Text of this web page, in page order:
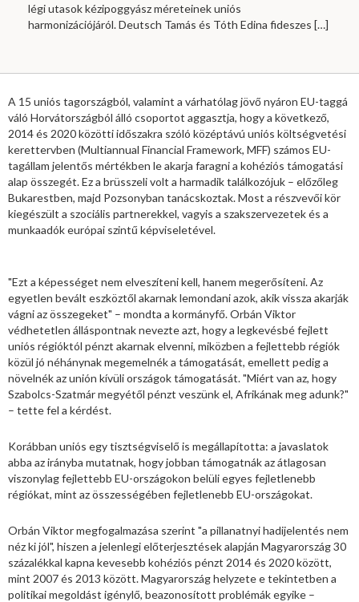
légi utasok kézipoggyász méreteinek uniós
harmonizációjáról. Deutsch Tamás és Tóth Edina fideszes […]
A 15 uniós tagországból, valamint a várhatólag jövő nyáron EU-taggá
váló Horvátországból álló csoportot aggasztja, hogy a következő,
2014 és 2020 közötti időszakra szóló középtávú uniós költségvetési
kerettervben (Multiannual Financial Framework, MFF) számos EU-
tagállam jelentős mértékben le akarja faragni a kohéziós támogatási
alap összegét. Ez a brüsszeli volt a harmadik találkozójuk – előzőleg
Bukarestben, majd Pozsonyban tanácskoztak. Most a részvevői kör
kiegészült a szociális partnerekkel, vagyis a szakszervezetek és a
munkaadók európai szintű képviseletével.
"Ezt a képességet nem elveszíteni kell, hanem megerősíteni. Az
egyetlen bevált eszköztől akarnak lemondani azok, akik vissza akarják
vágni az összegeket" – mondta a kormányfő. Orbán Viktor
védhetetlen álláspontnak nevezte azt, hogy a legkevésbé fejlett
uniós régióktól pénzt akarnak elvenni, miközben a fejlettebb régiók
közül jó néhánynak megemelnék a támogatását, emellett pedig a
növelnék az unión kívüli országok támogatását. "Miért van az, hogy
Szabolcs-Szatmár megyétől pénzt veszünk el, Afrikának meg adunk?"
– tette fel a kérdést.
Korábban uniós egy tisztségviselő is megállapította: a javaslatok
abba az irányba mutatnak, hogy jobban támogatnák az átlagosan
viszonylag fejlettebb EU-országokon belüli egyes fejletlenebb
régiókat, mint az összességében fejletlenebb EU-országokat.
Orbán Viktor megfogalmazása szerint "a pillanatnyi hadijelentés nem
néz ki jól", hiszen a jelenlegi előterjesztések alapján Magyarország 30
százalékkal kapna kevesebb kohéziós pénzt 2014 és 2020 között,
mint 2007 és 2013 között. Magyarország helyzete e tekintetben a
politikai megoldást igénylő, beazonosított problémák egyike –